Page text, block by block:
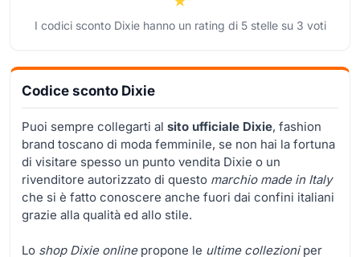
I codici sconto Dixie hanno un rating di 5stelle su 3 voti
Codice sconto Dixie
Puoi sempre collegarti al sito ufficiale Dixie, fashion
brand toscano di moda femminile, se non hai la fortuna
di visitare spesso un punto vendita Dixie o un
rivenditore autorizzato di questo marchio made in Italy
che si è fatto conoscere anche fuori dai confini italiani
grazie alla qualità ed allo stile.
Lo shop Dixie onlinepropone le ultime collezioniper